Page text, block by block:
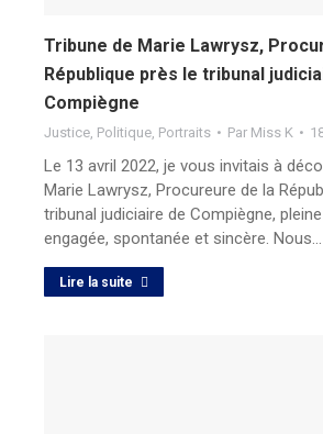
Tribune de Marie Lawrysz,
République près le tribunal
Compiègne
Justice, Politique, Portraits Par Miss K
Le 13 avril 2022, je vous invitais à
Marie Lawrysz, Procureure de la
tribunal judiciaire de Compiègne, pleine
engagée, spontanée et sincère. Nous…
Lire la suite